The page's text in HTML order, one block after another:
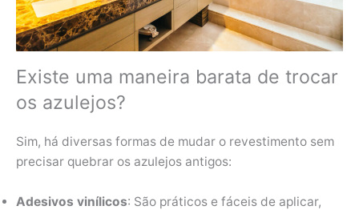
Existe uma maneira barata de trocar
os azulejos?
Sim, há diversas formas de mudar o revestimento sem
precisar quebrar os azulejos antigos:
Adesivos vinílicos: São práticos e fáceis de aplicar,